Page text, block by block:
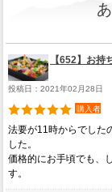
【652】お持
投稿日：2021年02月28日
購入者
法要が11時からでした
した。
価格的にお手頃でも、
す。